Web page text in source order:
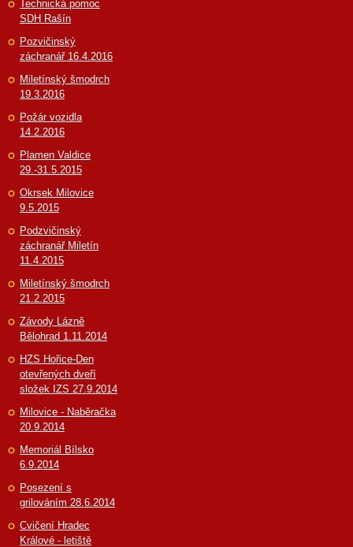
Technická pomoc
SDH Rašín
Pozvičinský
záchranář 16.4.2016
Miletínský šmodrch
19.3.2016
Požár vozidla
14.2.2016
Plamen Valdice
29.-31.5.2015
Okrsek Milovice
9.5.2015
Podzvičinský
záchranář Miletín
11.4.2015
Miletínský šmodrch
21.2.2015
Závody Lázně
Bělohrad 1.11.2014
HZS Hořice-Den
otevřených dveří
složek IZS 27.9.2014
Milovice - Naběračka
20.9.2014
Memoriál Bílsko
6.9.2014
Posezení s
grilováním 28.6.2014
Cvičení Hradec
Králové - letiště